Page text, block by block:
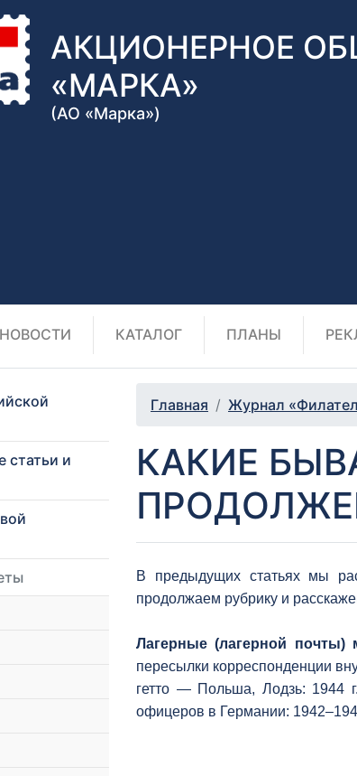
АКЦИОНЕРНОЕ
«МАРКА»
(АО «Марка»)
НОВОСТИ КАТАЛОГ ПЛАНЫ
статьи и
Главная Журнал
КАКИЕ
В предыдущих статьях мы
продолжаем рубрику и
Лагерные (лагерной почты)
пересылки корреспонденции
гетто — Польша, Лодзь: 1944
офицеров в Германии: